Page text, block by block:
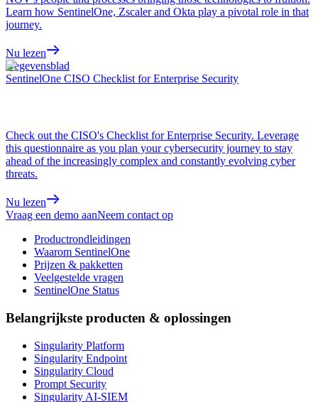
Learn how SentinelOne, Zscaler and Okta play a pivotal role in that
journey.
Nu lezen
Gegevensblad
SentinelOne CISO Checklist for Enterprise Security
Check out the CISO's Checklist for Enterprise Security. Leverage
this questionnaire as you plan your cybersecurity journey to stay
ahead of the increasingly complex and constantly evolving cyber
threats.
Nu lezen
Vraag een demo aanNeem contact op
Productrondleidingen
Waarom SentinelOne
Prijzen & pakketten
Veelgestelde vragen
SentinelOne Status
Belangrijkste producten & oplossingen
Singularity Platform
Singularity Endpoint
Singularity Cloud
Prompt Security
Singularity AI-SIEM